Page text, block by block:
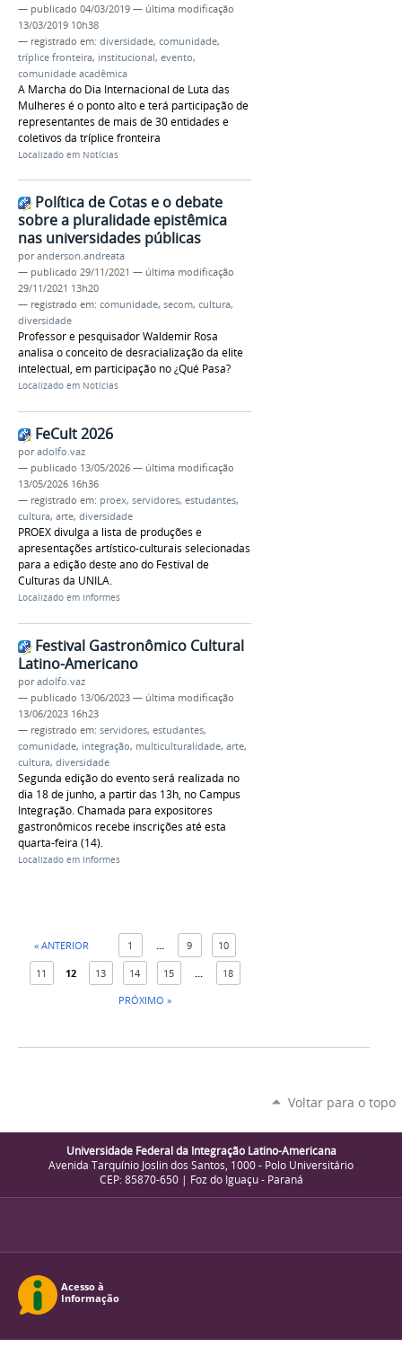
— publicado 04/03/2019 — última modificação
13/03/2019 10h38
— registrado em: diversidade, comunidade,
tríplice fronteira, institucional, evento,
comunidade acadêmica
A Marcha do Dia Internacional de Luta das
Mulheres é o ponto alto e terá participação de
representantes de mais de 30 entidades e
coletivos da tríplice fronteira
Localizado em Notícias
Política de Cotas e o debate
sobre a pluralidade epistêmica
nas universidades públicas
poranderson.andreata
— publicado 29/11/2021 — última modificação
29/11/2021 13h20
— registrado em: comunidade, secom, cultura,
diversidade
Professor e pesquisador Waldemir Rosa
analisa o conceito de desracialização da elite
intelectual, em participação no ¿Qué Pasa?
Localizado em Notícias
FeCult 2026
poradolfo.vaz
— publicado 13/05/2026 — última modificação
13/05/2026 16h36
— registrado em: proex, servidores, estudantes,
cultura, arte, diversidade
PROEX divulga a lista de produções e
apresentações artístico-culturais selecionadas
para a edição deste ano do Festival de
Culturas da UNILA.
Localizado em Informes
Festival Gastronômico Cultural
Latino-Americano
poradolfo.vaz
— publicado 13/06/2023 — última modificação
13/06/2023 16h23
— registrado em: servidores, estudantes,
comunidade, integração, multiculturalidade, arte,
cultura, diversidade
Segunda edição do evento será realizada no
dia 18 de junho, a partir das 13h, no Campus
Integração. Chamada para expositores
gastronômicos recebe inscrições até esta
quarta-feira (14).
Localizado em Informes
« ANTERIOR 1 9 10
11 12 13 14 15
18
PRÓXIMO »
Voltar para o topo
Universidade Federal da Integração Latino-Americana
Avenida Tarquínio Joslin dos Santos, 1000 - Polo Universitário
CEP: 85870-650 | Foz do Iguaçu - Paraná